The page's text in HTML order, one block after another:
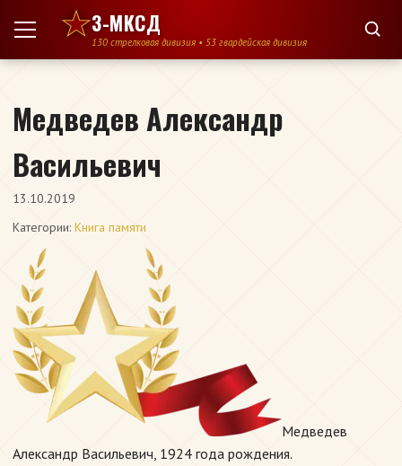
Перейти к содержимому
3-МКСД
130 стрелковая дивизия • 53 гвардейская дивизия
Медведев Александр
Васильевич
13.10.2019
Категории: Книга памяти
Медведев
Александр Васильевич, 1924 года рождения.